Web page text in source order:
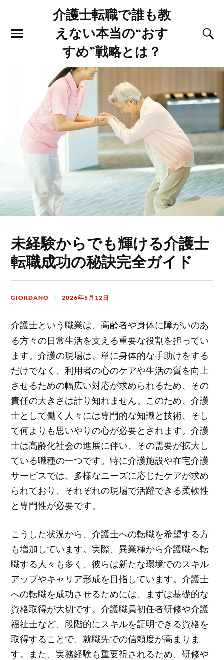
介護士転職で誰も教
えない本当の“おす
すめ”戦略とは？
未経験からでも輝ける介護士
転職成功の秘訣完全ガイド
GIORDANO 2026年5月12日
介護士という職業は、高齢者や身体に障がいのあ
る方々の日常生活を支える重要な役割を担ってい
ます。介護の現場は、単に身体的な手助けをする
だけでなく、利用者の心のケアや生活の質を向上
させるための幅広い対応が求められるため、その
責任の大きさは計り知れません。このため、介護
士として働く人々には専門的な知識と技術、そし
て何よりも思いやりの心が必要とされます。介護
士は高齢化社会の進展に伴い、その需要が拡大し
ている職種の一つです。特に介護施設や在宅介護
サービスでは、多様なニーズに応じたケアが求め
られており、それぞれの現場で活躍できる柔軟性
と専門性が必要です。
こうした状況から、介護士への転職を希望する方
も増加しています。実際、異業種から介護職へ転
職する人々も多く、彼らは新たな環境でのスキル
アップやキャリア形成を目指しています。介護士
への転職を成功させるためには、まずは基礎的な
資格取得が大切です。介護職員初任者研修や介護
福祉士など、段階的にスキルを証明できる資格を
取得することで、就職先での信頼度が高まりま
す。また、実務経験も重要視されるため、研修や